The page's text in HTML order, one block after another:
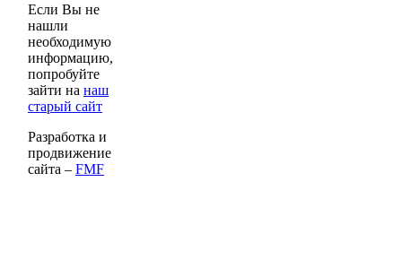
Если Вы не
нашли
необходимую
информацию,
попробуйте
зайти на наш
старый сайт
Разработка и
продвижение
сайта – FMF